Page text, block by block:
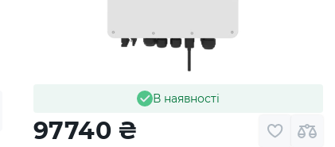
В наявності
97740 ₴